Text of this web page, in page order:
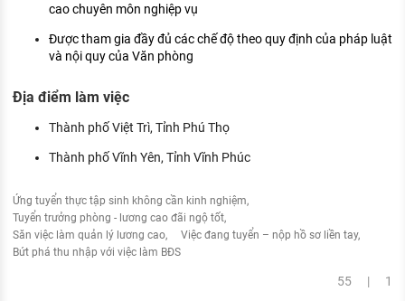
cao chuyên môn nghiệp vụ
Được tham gia đầy đủ các chế độ theo quy định của pháp luật
và nội quy của Văn phòng
Địa điểm làm việc
Thành phố Việt Trì, Tỉnh Phú Thọ
Thành phố Vĩnh Yên, Tỉnh Vĩnh Phúc
Ứng tuyển thực tập sinh không cần kinh nghiệm
Tuyển trưởng phòng - lương cao đãi ngộ tốt
Săn việc làm quản lý lương cao
Việc đang tuyển – nộp hồ sơ liền tay
Bứt phá thu nhập với việc làm BĐS
55 | 1